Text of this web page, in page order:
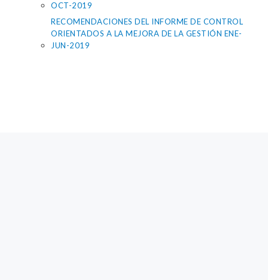
OCT-2019
RECOMENDACIONES DEL INFORME DE CONTROL
ORIENTADOS A LA MEJORA DE LA GESTIÓN ENE-
JUN-2019